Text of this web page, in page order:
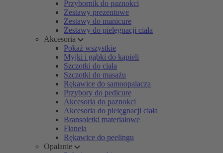
Przybornik do paznokci
Zestawy prezentowe
Zestawy do manicure
Zestawy do pielęgnacji ciała
Akcesoria
Pokaż wszystkie
Myjki i gąbki do kąpieli
Szczotki do ciała
Szczotki do masażu
Rękawice do samoopalacza
Przybory do pedicure
Akcesoria do paznokci
Akcesoria do pielęgnacji ciała
Bransoletki materiałowe
Flanela
Rękawice do peelingu
Opalanie